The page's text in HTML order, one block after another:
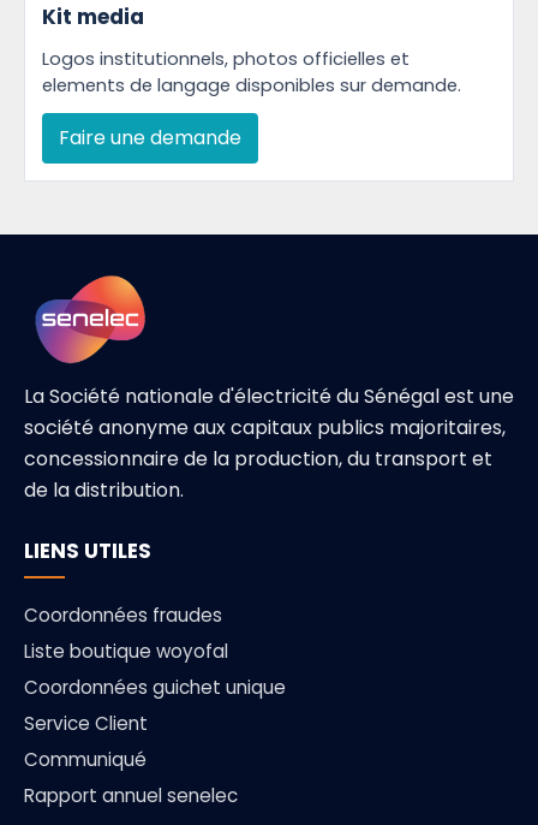
Kit media
Logos institutionnels, photos officielles et
elements de langage disponibles sur demande.
Faire une demande
La Société nationale d'électricité du Sénégal est une
société anonyme aux capitaux publics majoritaires,
concessionnaire de la production, du transport et
de la distribution.
LIENS UTILES
Coordonnées fraudes
Liste boutique woyofal
Coordonnées guichet unique
Service Client
Communiqué
Rapport annuel senelec